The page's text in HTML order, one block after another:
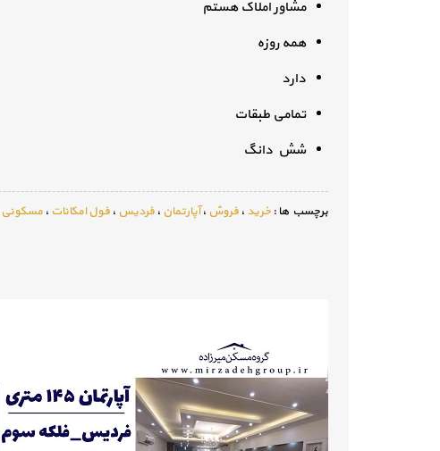
مشاور املاک هستم
همه روزه
دارد
تمامی طبقات
شش دانگ
برچسب ها : خرید ، فروش ،آپارتمان ، فردیس ، فول امکانات ، مسکونی